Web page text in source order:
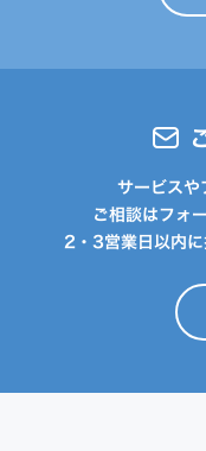
サービスや
ご相談はフォ
2・3営業日以内に